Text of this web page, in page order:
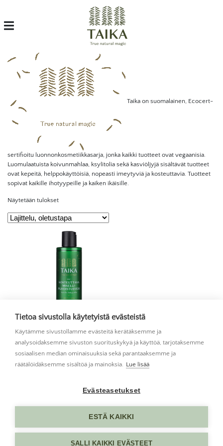
Taika on suomalainen, Ecocert-
sertifioitu luonnonkosmetiikkasarja, jonka kaikki tuotteet ovat vegaanisia.
Luomulaatuista koivunmahlaa, ksylitolia sekä kasviöljyjä sisältävät tuotteet
ovat kepeitä, helppokäyttöisiä, nopeasti imeytyviä ja kosteuttavia. Tuotteet
sopivat kaikille ihotyypeille ja kaiken ikäisille­­­­­­­­­­­­­­­­.
Näytetään tulokset
TAIKA Kosteuttava misellipuhdistusvesi 200 ml
Tietoa sivustolla käytetyistä evästeistä
Käytämme sivustollamme evästeitä kerätäksemme ja
analysoidaksemme sivuston suorituskykyä ja käyttöä, tarjotaksemme
sosiaalisen median ominaisuuksia sekä parantaaksemme ja
räätälöidäksemme sisältöä ja mainoksia. Lue lisää
Evästeasetukset
ESTÄ KAIKKI
SALLI KAIKKI EVÄSTEET